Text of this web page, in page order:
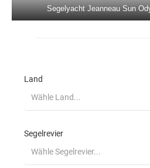
Beneteau Cyclades
Marmaris in der Türkei
der Türkei
Jeanneau 53 Instant
Segelyacht Jeanneau Sun